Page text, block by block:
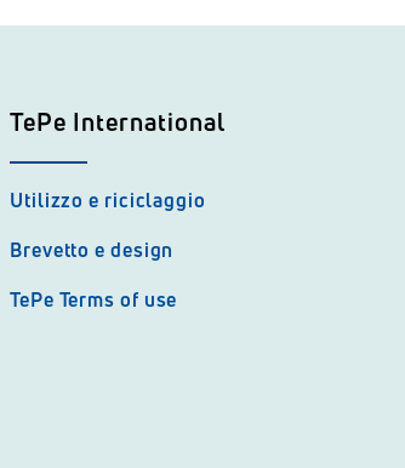
TePe International
Utilizzo e riciclaggio
Brevetto e design
TePe Terms of use